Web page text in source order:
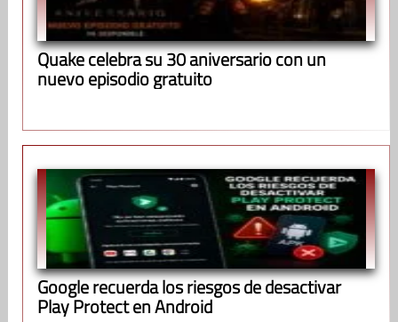
Quake celebra su 30 aniversario con un
nuevo episodio gratuito
Google recuerda los riesgos de desactivar
Play Protect en Android